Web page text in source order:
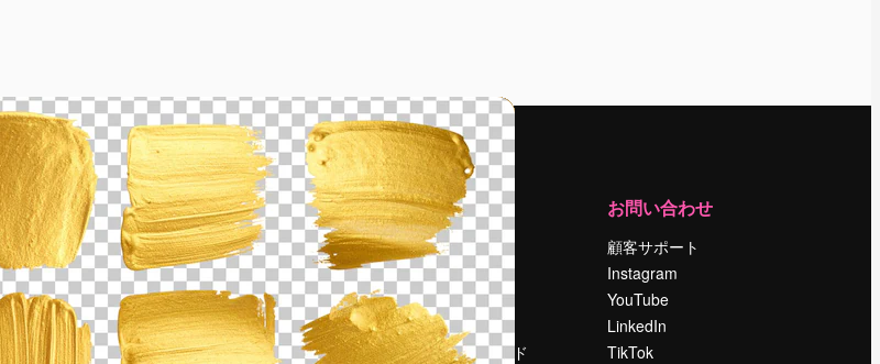
ためのプラ
業、代理
が利用して
製品
Spaces
AI アシスタント
AI 画像生成ツール
AI 動画生成ツール
AI 音声合成ツール
はじめに
Academy
ドキュメント
サポート
利用規約
プライバシーポリ
運営
料金
会社概要
Reviews
採用情報
検索トレンド
お問い合わせ
顧客サポート
Instagram
YouTube
LinkedIn
TikTok